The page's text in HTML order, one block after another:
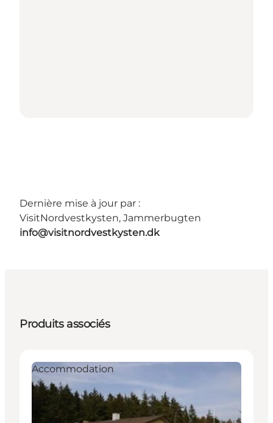
Dernière mise à jour par :
VisitNordvestkysten, Jammerbugten
info@visitnordvestkysten.dk
Produits associés
Accommodation